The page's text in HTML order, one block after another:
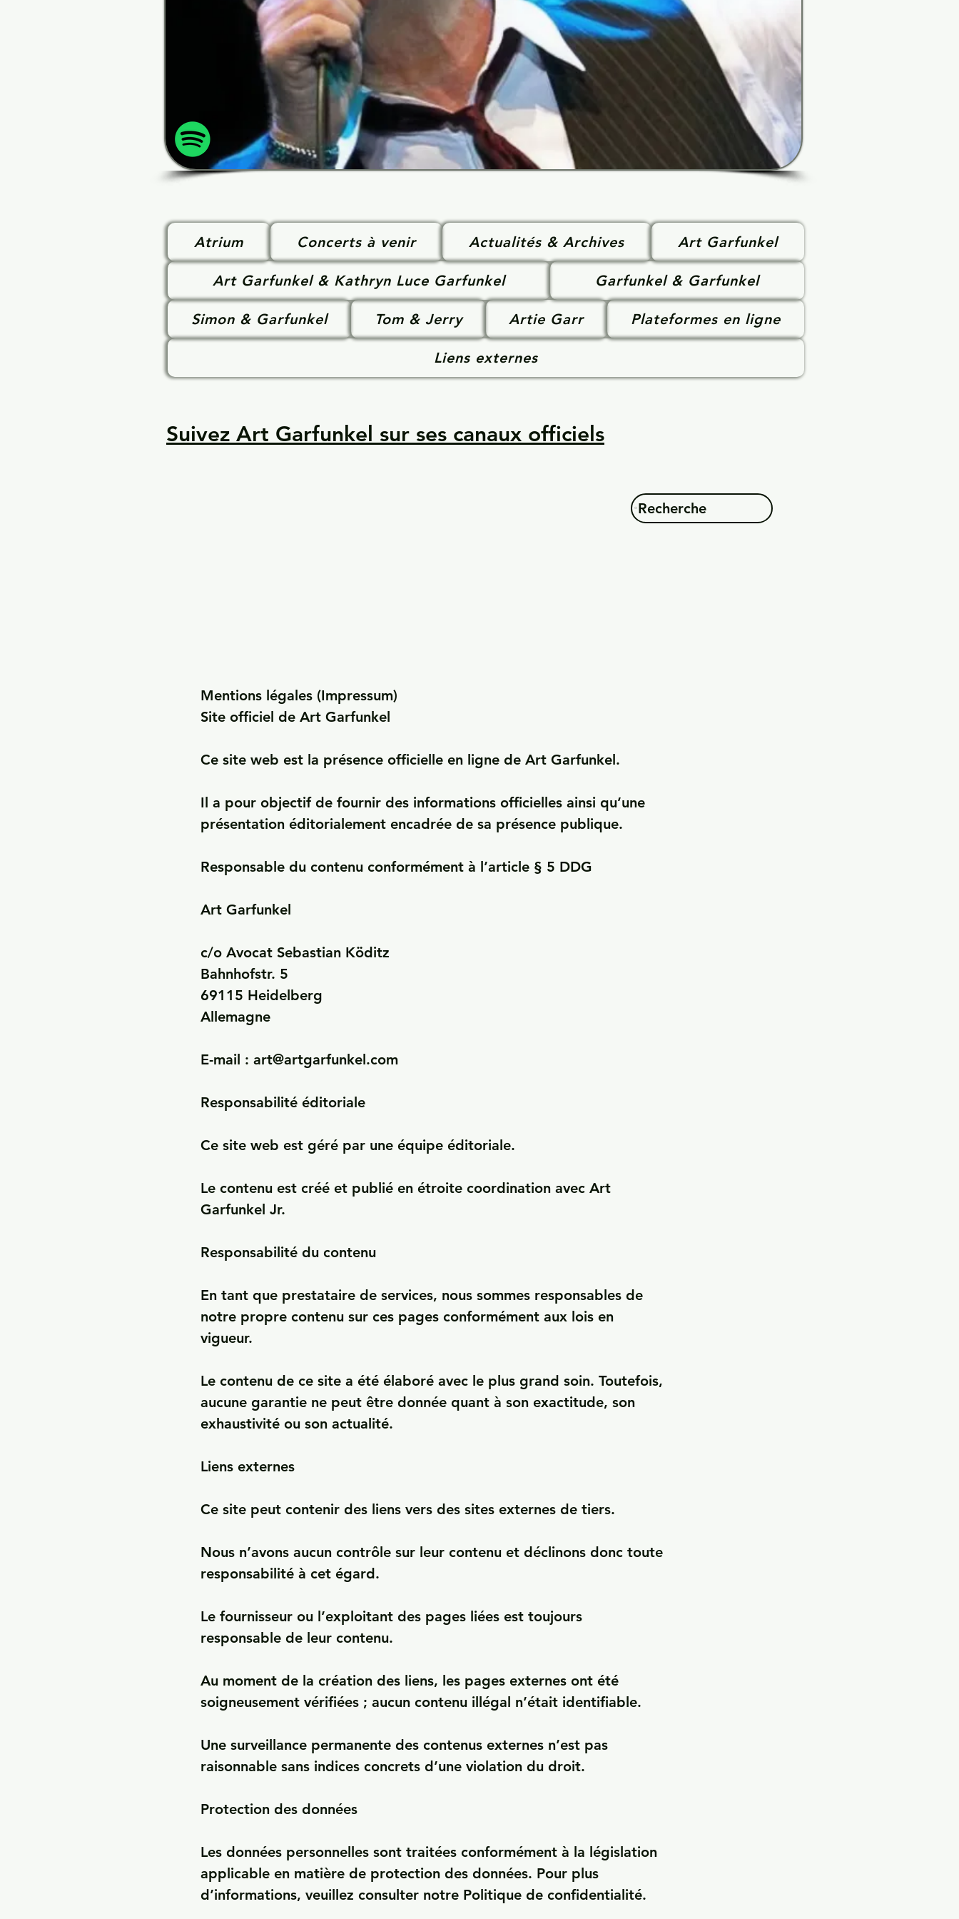
Atrium Concerts à venir Actualités & Archives Art Garfunkel
Art Garfunkel & Kathryn Luce Garfunkel Garfunkel & Garfunkel
Simon & Garfunkel Tom & Jerry Artie Garr Plateformes en ligne
Liens externes
Suivez Art Garfunkel sur ses canaux officiels
Recherche
Mentions légales (Impressum)
Site officiel de Art Garfunkel
Ce site web est la présence officielle en ligne de Art Garfunkel.
Il a pour objectif de fournir des informations officielles ainsi qu’une
présentation éditorialement encadrée de sa présence publique.
Responsable du contenu conformément à l’article § 5 DDG
Art Garfunkel
c/o Avocat Sebastian Köditz
Bahnhofstr. 5
69115 Heidelberg
Allemagne
E-mail : art@artgarfunkel.com
Responsabilité éditoriale
Ce site web est géré par une équipe éditoriale.
Le contenu est créé et publié en étroite coordination avec Art
Garfunkel Jr.
Responsabilité du contenu
En tant que prestataire de services, nous sommes responsables de
notre propre contenu sur ces pages conformément aux lois en
vigueur.
Le contenu de ce site a été élaboré avec le plus grand soin. Toutefois,
aucune garantie ne peut être donnée quant à son exactitude, son
exhaustivité ou son actualité.
Liens externes
Ce site peut contenir des liens vers des sites externes de tiers.
Nous n’avons aucun contrôle sur leur contenu et déclinons donc toute
responsabilité à cet égard.
Le fournisseur ou l’exploitant des pages liées est toujours
responsable de leur contenu.
Au moment de la création des liens, les pages externes ont été
soigneusement vérifiées ; aucun contenu illégal n’était identifiable.
Une surveillance permanente des contenus externes n’est pas
raisonnable sans indices concrets d’une violation du droit.
Protection des données
Les données personnelles sont traitées conformément à la législation
applicable en matière de protection des données. Pour plus
d’informations, veuillez consulter notre Politique de confidentialité.